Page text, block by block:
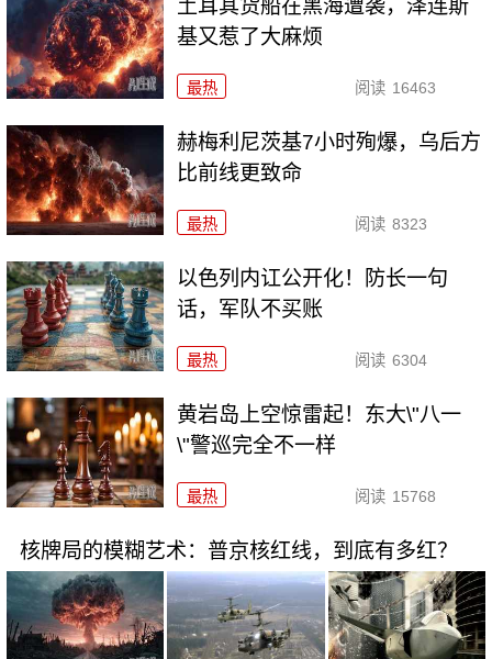
土耳其货船在黑海遭袭，泽连斯
基又惹了大麻烦
最热 阅读 16463
赫梅利尼茨基7小时殉爆，乌后方
比前线更致命
最热 阅读 8323
以色列内讧公开化！防长一句
话，军队不买账
最热 阅读 6304
黄岩岛上空惊雷起！东大\"八一
\"警巡完全不一样
最热 阅读 15768
核牌局的模糊艺术：普京核红线，到底有多红？